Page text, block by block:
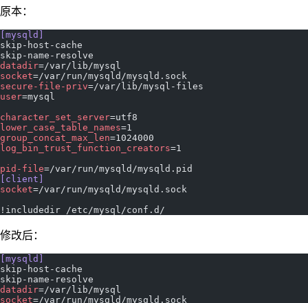
原本：
[mysqld]
skip-host-cache
skip-name-resolve
datadir=/var/lib/mysql
socket=/var/run/mysqld/mysqld.sock
secure-file-priv=/var/lib/mysql-files
user=mysql
character_set_server=utf8
lower_case_table_names=1
group_concat_max_len=1024000
log_bin_trust_function_creators=1
pid-file=/var/run/mysqld/mysqld.pid
[client]
socket=/var/run/mysqld/mysqld.sock
!includedir /etc/mysql/conf.d/
修改后：
[mysqld]
skip-host-cache
skip-name-resolve
datadir=/var/lib/mysql
socket=/var/run/mysqld/mysqld.sock